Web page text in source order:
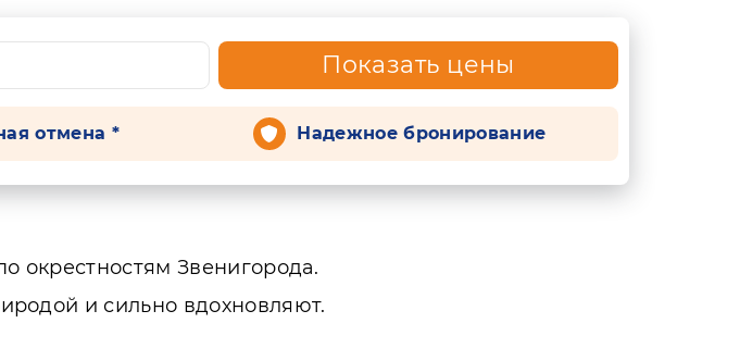
Показать цены
отмена * Надежное бронирование
окрестностям Звенигорода.
и сильно вдохновляют.